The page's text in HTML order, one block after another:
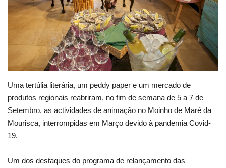
Estatuto Editorial
Saúde
Ficha técnica
Cultura
Lazer
Uma tertúlia literária, um peddy paper e um mercado de
produtos regionais reabriram, no fim de semana de 5 a 7 de
Setembro, as actividades de animação no Moinho de Maré da
Mourisca, interrompidas em Março devido à pandemia Covid-
19.
Um dos destaques do programa de relançamento das